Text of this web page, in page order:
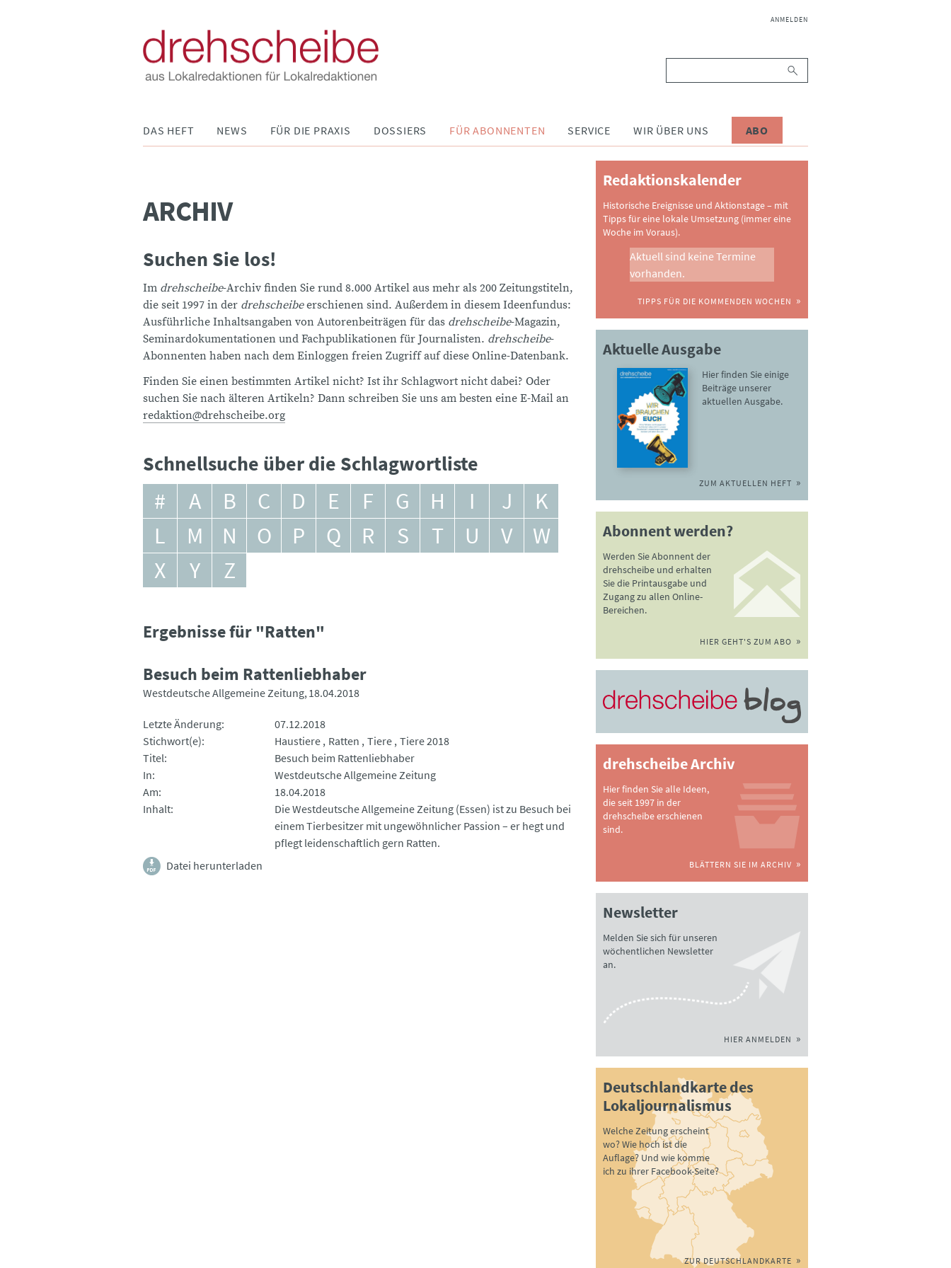
NAVIGATION
ANMELDEN
DAS HEFT NEWS FÜR DIE PRAXIS DOSSIERS FÜR ABONNENTEN SERVICE WIR ÜBER UNS ABO
ARCHIV
Suchen Sie los!
Im drehscheibe-Archiv finden Sie rund 8.000 Artikel aus mehr als 200 Zeitungstiteln,
die seit 1997 in der drehscheibeerschienen sind. Außerdem in diesem Ideenfundus:
Ausführliche Inhaltsangaben von Autorenbeiträgen für das drehscheibe-Magazin,
Seminardokumentationen und Fachpublikationen für Journalisten. drehscheibe-
Abonnenten haben nach dem Einloggen freien Zugriff auf diese Online-Datenbank.
Finden Sie einen bestimmten Artikel nicht? Ist ihr Schlagwort nicht dabei? Oder
suchen Sie nach älteren Artikeln? Dann schreiben Sie uns am besten eine E-Mail an
redaktion@drehscheibe.org
Schnellsuche über die Schlagwortliste
# A B C D E F G H I J
K
L
M N O P Q R S T U V
W
X
Y Z
Ergebnisse für "Ratten"
Besuch beim Rattenliebhaber
Westdeutsche Allgemeine Zeitung 18.04.2018
Letzte Änderung
07.12.2018
Stichwort(e)
Haustiere Ratten Tiere Tiere 2018
Titel
Besuch beim Rattenliebhaber
In
Westdeutsche Allgemeine Zeitung
Am
18.04.2018
Inhalt
Die Westdeutsche Allgemeine Zeitung (Essen) ist zu Besuch bei
einem Tierbesitzer mit ungewöhnlicher Passion – er hegt und
pflegt leidenschaftlich gern Ratten.
Datei herunterladen
Redaktionskalender
Historische Ereignisse und Aktionstage – mit
Tipps für eine lokale Umsetzung (immer eine
Woche im Voraus).
Aktuell sind keine Termine
vorhanden.
TIPPS FÜR DIE KOMMENDEN WOCHEN
Aktuelle Ausgabe
Hier finden Sie einige
Beiträge unserer
aktuellen Ausgabe.
ZUM AKTUELLEN HEFT
Abonnent werden?
Werden Sie Abonnent der
drehscheibe und erhalten
Sie die Printausgabe und
Zugang zu allen Online-
Bereichen.
HIER GEHT'S ZUM ABO
drehscheibe Archiv
Hier finden Sie alle Ideen,
die seit 1997 in der
drehscheibe erschienen
sind.
BLÄTTERN SIE IM ARCHIV
Newsletter
Melden Sie sich für unseren
wöchentlichen Newsletter
an.
HIER ANMELDEN
Deutschlandkarte des
Lokaljournalismus
Welche Zeitung erscheint
wo? Wie hoch ist die
Auflage? Und wie komme
ich zu ihrer Facebook-Seite?
ZUR DEUTSCHLANDKARTE